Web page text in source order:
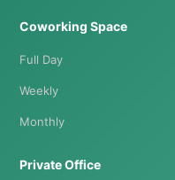
Coworking Space
Full Day
Weekly
Monthly
Private Office